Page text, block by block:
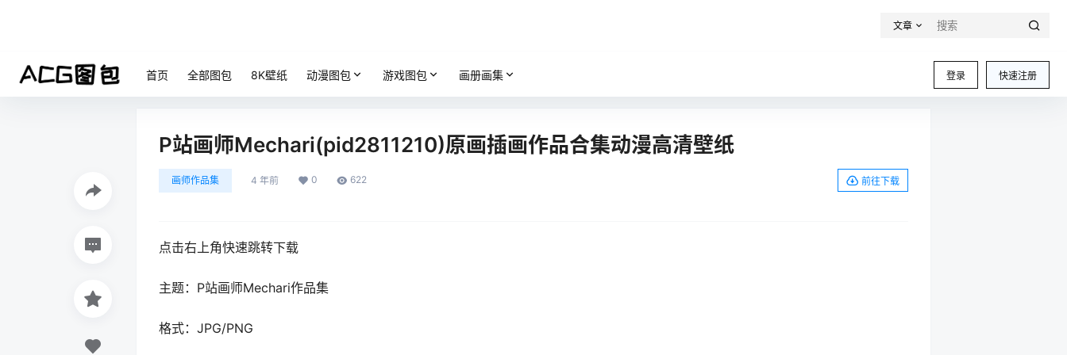
文章
登录 快速注册
首页 全部图包 8K壁纸 动漫图包 游戏图包 画册画集
P站画师Mechari(pid2811210)原画插画作品合集动漫高清壁纸
画师作品集 4 年前 0 622 前往下载
点击右上角快速跳转下载
主题：P站画师Mechari作品集
格式：JPG/PNG